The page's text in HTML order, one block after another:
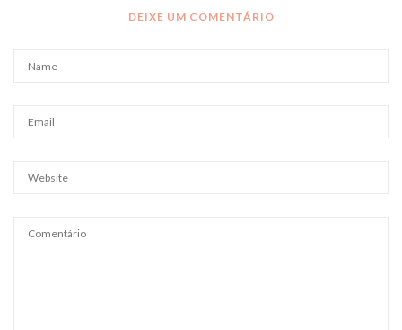
DEIXE UM COMENTÁRIO